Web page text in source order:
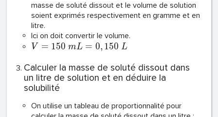
masse de soluté dissout et le volume de solution
soient exprimés respectivement en gramme et en
litre.
Ici on doit convertir le volume.
V = 150 mL = 0, 150 L
Calculer la masse de soluté dissout dans
un litre de solution et en déduire la
solubilité
On utilise un tableau de proportionnalité pour